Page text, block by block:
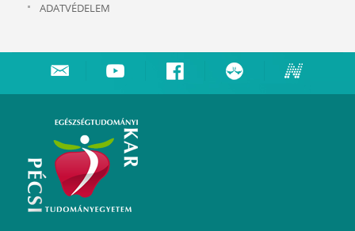
ADATVÉDELEM